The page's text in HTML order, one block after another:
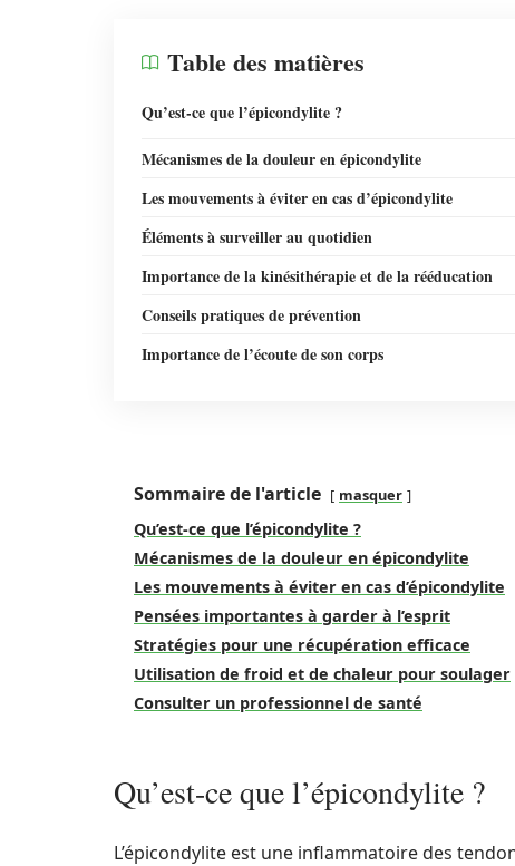
Table des matières
Qu’est-ce que l’épicondylite ?
Mécanismes de la douleur en épicondylite
Les mouvements à éviter en cas d’épicondylite
Éléments à surveiller au quotidien
Importance de la kinésithérapie et de la rééducation
Conseils pratiques de prévention
Importance de l’écoute de son corps
Sommaire de l'article masquer
Qu’est-ce que l’épicondylite ?
Mécanismes de la douleur en épicondylite
Les mouvements à éviter en cas d’épicondylite
Pensées importantes à garder à l’esprit
Stratégies pour une récupération efficace
Utilisation de froid et de chaleur pour soulager
Consulter un professionnel de santé
Qu’est-ce que l’épicondylite ?
L’épicondylite est une inflammatoire des